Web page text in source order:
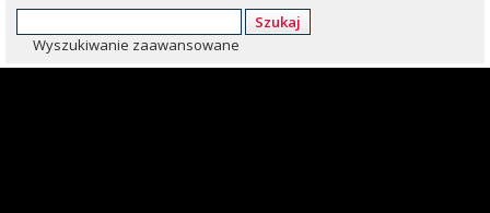
Szukaj
Wyszukiwanie zaawansowane